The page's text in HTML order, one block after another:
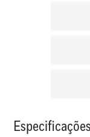
Especificações